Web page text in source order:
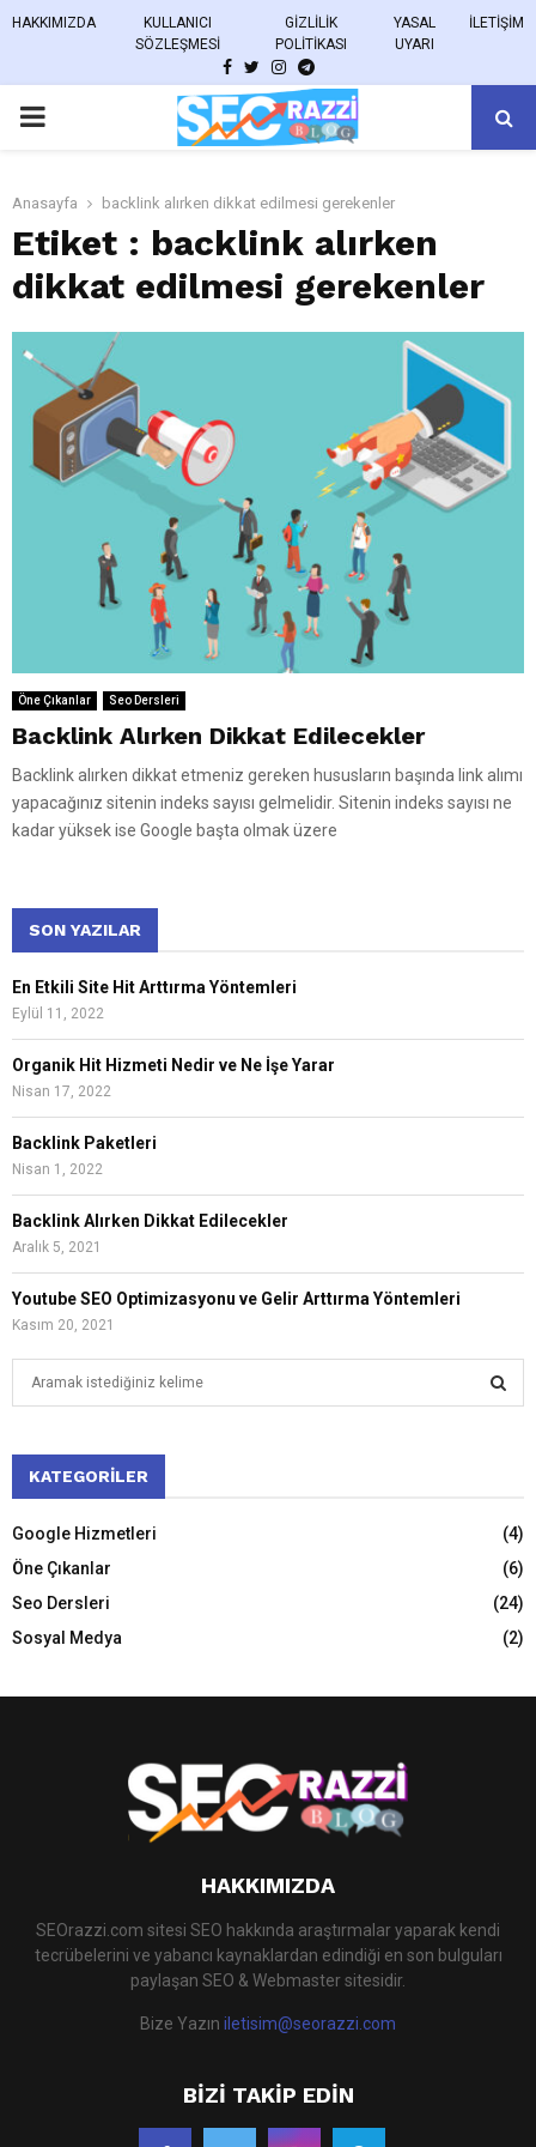
HAKKIMIZDA
KULLANICI
SÖZLEŞMESI
GIZLILIK
POLITIKASI
YASAL
UYARI
İLETIŞIM
FACEBOOK
TWITTER
INSTAGRAM
TELEGRAM
PRIMARY
Anasayfa backlink alırken dikkat edilmesi gerekenler
Etiket : backlink alırken
dikkat edilmesi gerekenler
Öne Çıkanlar Seo Dersleri
Backlink Alırken Dikkat Edilecekler
Backlink alırken dikkat etmeniz gereken hususların başında link alımı
yapacağınız sitenin indeks sayısı gelmelidir. Sitenin indeks sayısı ne
kadar yüksek ise Google başta olmak üzere
SON YAZILAR
En Etkili Site Hit Arttırma Yöntemleri
Eylül 11, 2022
Organik Hit Hizmeti Nedir ve Ne İşe Yarar
Nisan 17, 2022
Backlink Paketleri
Nisan 1, 2022
Backlink Alırken Dikkat Edilecekler
Aralık 5, 2021
Youtube SEO Optimizasyonu ve Gelir Arttırma Yöntemleri
Kasım 20, 2021
h
f
r
:
KATEGORILER
Google Hizmetleri
(4)
Öne Çıkanlar
(6)
Seo Dersleri
(24)
Sosyal Medya
(2)
HAKKIMIZDA
SEOrazzi.com sitesi SEO hakkında araştırmalar yaparak kendi
tecrübelerini ve yabancı kaynaklardan edindiği en son bulguları
paylaşan SEO & Webmaster sitesidir.
Bize Yazın iletisim@seorazzi.com
BIZI TAKIP EDIN